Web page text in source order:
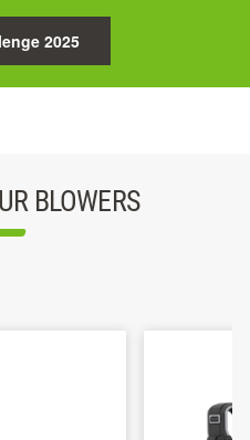
2025
BLOWERS